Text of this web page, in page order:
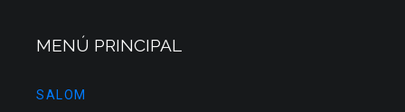
MENÚ PRINCIPAL
SALOM